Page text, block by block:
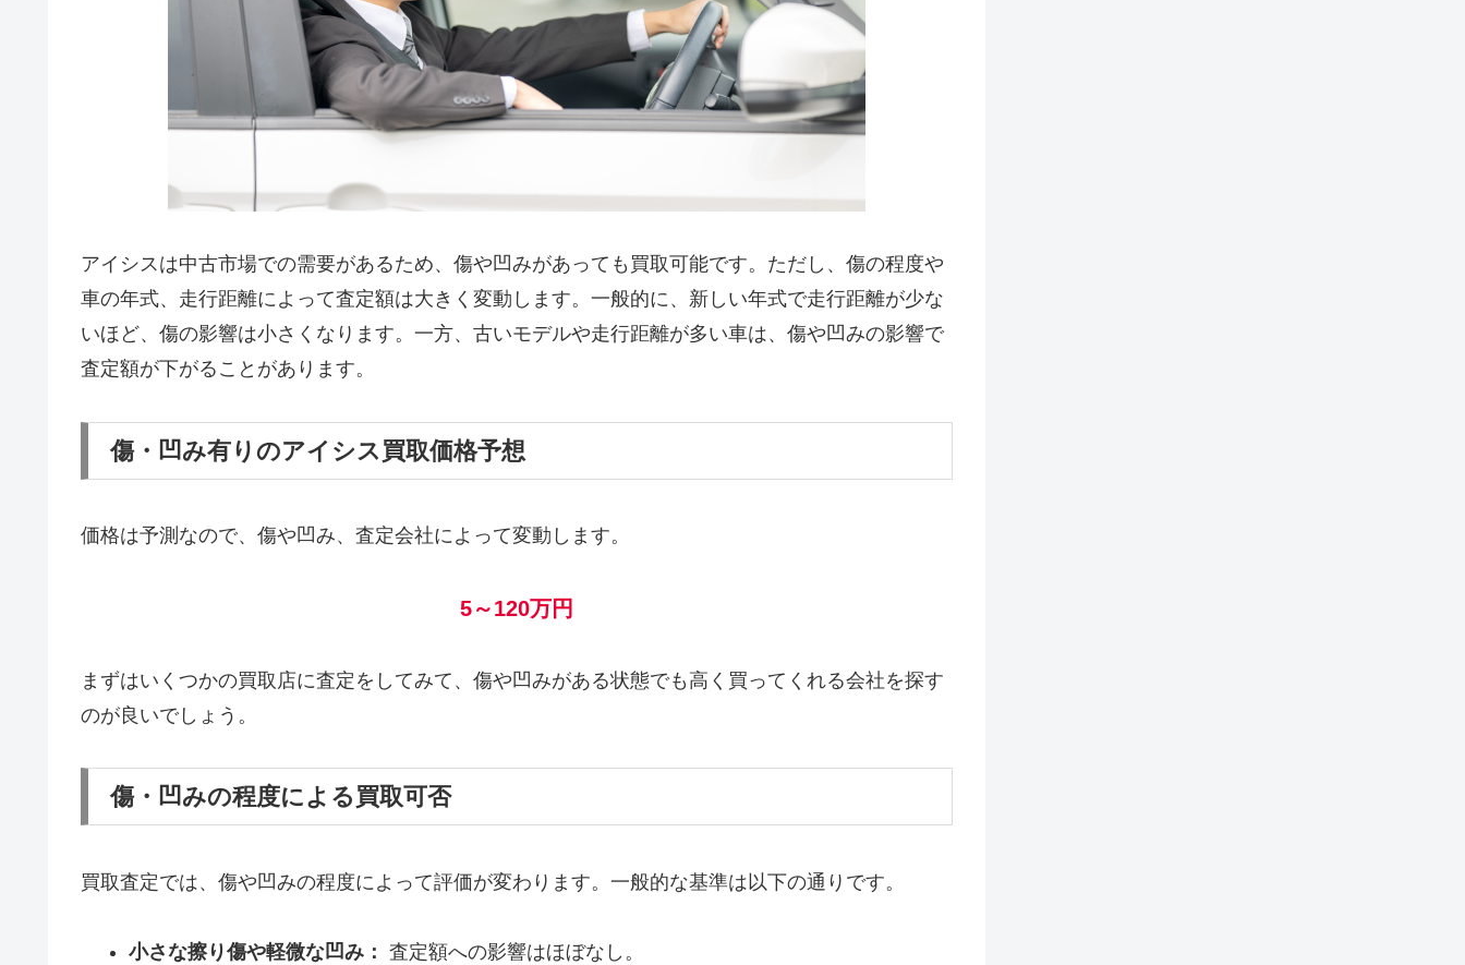
アイシスは中古市場での需要があるため、傷や凹みがあっても買取可能です。ただし、傷の程度や
車の年式、走行距離によって査定額は大きく変動します。一般的に、新しい年式で走行距離が少な
いほど、傷の影響は小さくなります。一方、古いモデルや走行距離が多い車は、傷や凹みの影響で
査定額が下がることがあります。
傷・凹み有りのアイシス買取価格予想
価格は予測なので、傷や凹み、査定会社によって変動します。
5～120万円
まずはいくつかの買取店に査定をしてみて、傷や凹みがある状態でも高く買ってくれる会社を探す
のが良いでしょう。
傷・凹みの程度による買取可否
買取査定では、傷や凹みの程度によって評価が変わります。一般的な基準は以下の通りです。
小さな擦り傷や軽微な凹み： 査定額への影響はほぼなし。